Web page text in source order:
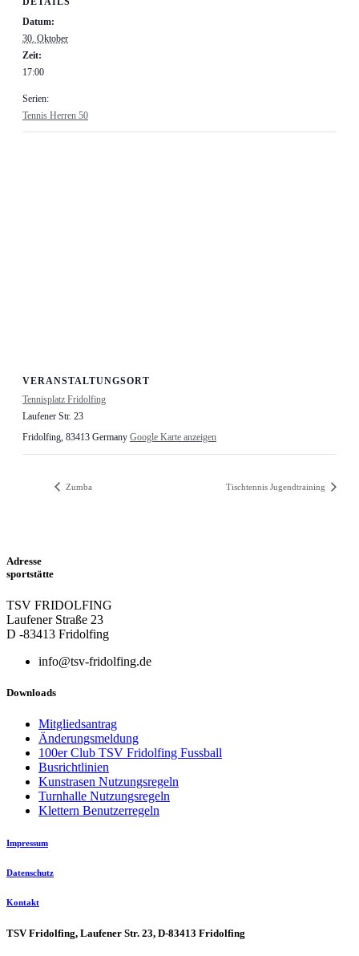
Datum:
30. Oktober
Zeit:
17:00
Serien:
Tennis Herren 50
VERANSTALTUNGSORT
Tennisplatz Fridolfing
Laufener Str. 23
Fridolfing, 83413 Germany Google Karte anzeigen
Zumba Tischtennis Jugendtraining
Adresse
sportstätte
TSV FRIDOLFING
Laufener Straße 23
D -83413 Fridolfing
info@tsv-fridolfing.de
Downloads
Mitgliedsantrag
Änderungsmeldung
100er Club TSV Fridolfing Fussball
Busrichtlinien
Kunstrasen Nutzungsregeln
Turnhalle Nutzungsregeln
Klettern Benutzerregeln
Impressum
Datenschutz
Kontakt
TSV Fridolfing, Laufener Str. 23, D-83413 Fridolfing